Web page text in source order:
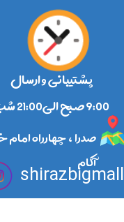
صدرا ، چهارراه
آکام
پشتیبانی و ارسال
​​​​​​​9:00 صبح الی21:00 شب